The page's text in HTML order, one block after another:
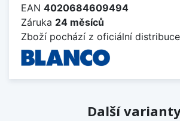
EAN 4020684609494
Záruka 24 měsíců
Zboží pochází z oficiální
Další